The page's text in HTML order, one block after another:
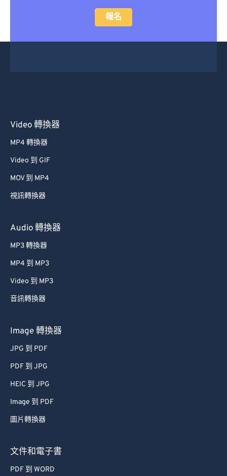
報名
Video 轉換器
MP4 轉換器
Video 到 GIF
MOV 到 MP4
視訊轉換器
Audio 轉換器
MP3 轉換器
MP4 到 MP3
Video 到 MP3
音訊轉換器
Image 轉換器
JPG 到 PDF
PDF 到 JPG
HEIC 到 JPG
Image 到 PDF
圖片轉換器
文件和電子書
PDF 到 WORD